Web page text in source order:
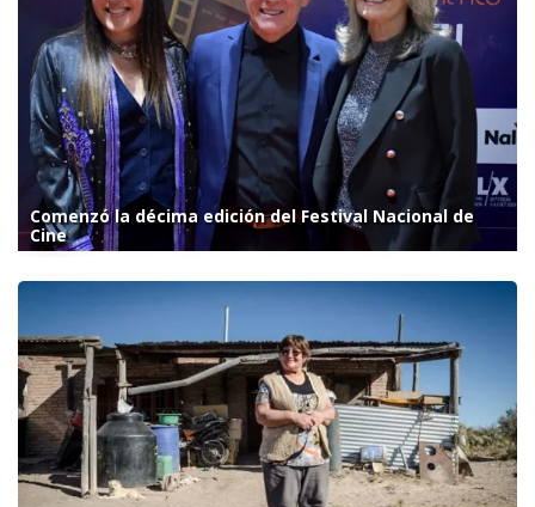
Comenzó la décima edición del Festival Nacional de
Cine